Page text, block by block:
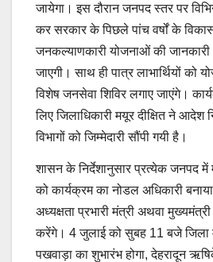
जायेगा। इस दौरान जनपद स्तर पर
कर सरकार के पिछले पांच वर्षों के
जनकल्याणकारी योजनाओं की
जाएगी। साथ ही पात्र लाभार्थियों
विशेष जनसेवा शिविर लगाए जाएंगे।
लिए जिलाधिकारी मयूर दीक्षित ने आदेश
विभागों को जिम्मेदारी सौंपी गयी है।
शासन के निर्देशानुसार प्रत्येक जनपद में
को कार्यक्रम का नोडल अधिकारी
अध्यक्षता प्रभारी मंत्री अथवा मुख्यमंत्री
करेंगे। 4 जुलाई को सुबह 11 बजे जिला
पखवाड़ा का शुभारंभ होगा, देहरादून